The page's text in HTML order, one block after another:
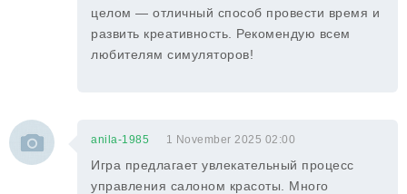
целом — отличный способ провести время и
развить креативность. Рекомендую всем
любителям симуляторов!
anila-1985 1 November 2025 02:00
Игра предлагает увлекательный процесс
управления салоном красоты. Много